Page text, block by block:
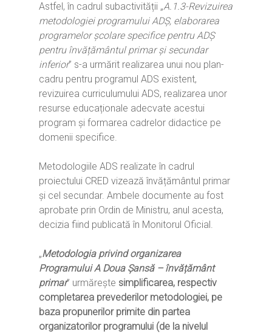
Astfel, în cadrul subactivității „A.1.3-Revizuirea
metodologiei programului ADȘ, elaborarea
programelor școlare specifice pentru ADȘ
pentru învățământul primar și secundar
inferior” s-a urmărit realizarea unui nou plan-
cadru pentru programul ADS existent,
revizuirea curriculumului ADS, realizarea unor
resurse educaționale adecvate acestui
program și formarea cadrelor didactice pe
domenii specifice.
Metodologiile ADS realizate în cadrul
proiectului CRED vizează învățământul primar
și cel secundar. Ambele documente au fost
aprobate prin Ordin de Ministru, anul acesta,
decizia fiind publicată în Monitorul Oficial.
„Metodologia privind organizarea
Programului A Doua Șansă – învățământ
primar” urmărește simplificarea, respectiv
completarea prevederilor metodologiei, pe
baza propunerilor primite din partea
organizatorilor programului (de la nivelul